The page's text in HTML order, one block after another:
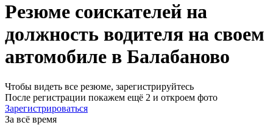
Резюме соискателей на
должность водителя на своем
автомобиле в Балабаново
Чтобы видеть все резюме, зарегистрируйтесь
После регистрации покажем ещё 2 и откроем фото
Зарегистрироваться
За всё время